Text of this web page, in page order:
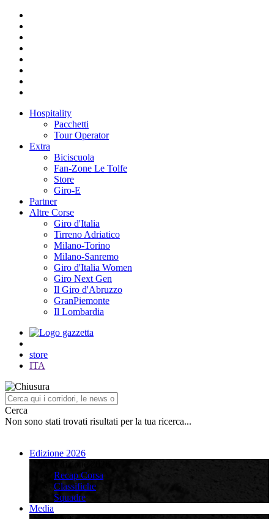
Hospitality
Pacchetti
Tour Operator
Extra
Biciscuola
Fan-Zone Le Tolfe
Store
Giro-E
Partner
Altre Corse
Giro d'Italia
Tirreno Adriatico
Milano-Torino
Milano-Sanremo
Giro d'Italia Women
Giro Next Gen
Il Giro d'Abruzzo
GranPiemonte
Il Lombardia
store
ITA
Cerca
Non sono stati trovati risultati per la tua ricerca...
Edizione 2026
Recap Corsa
Classifiche
Squadre
Media